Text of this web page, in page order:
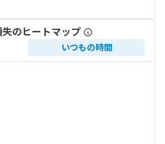
のヒートマップ
いつもの時間